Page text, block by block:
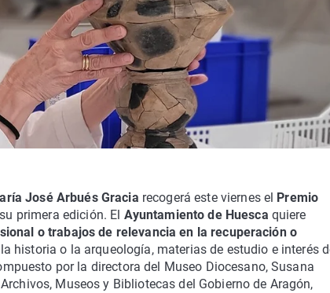
José Arbués Gracia recogerá este viernes el Premio
primera edición. El Ayuntamiento de Huesca quiere
o trabajos de relevancia en la recuperación o
historia o la arqueología, materias de estudio e interés
por la directora del Museo Diocesano, Susana
Museos y Bibliotecas del Gobierno de Aragón,